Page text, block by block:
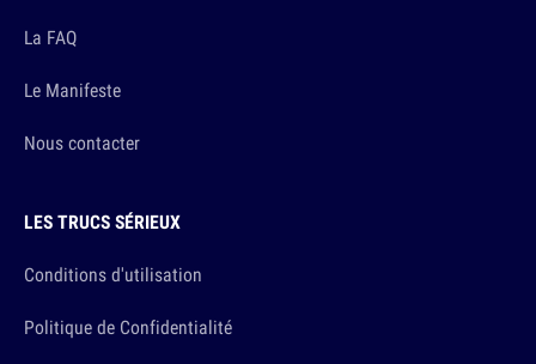
La FAQ
Le Manifeste
Nous contacter
LES TRUCS SÉRIEUX
Conditions d'utilisation
Politique de Confidentialité